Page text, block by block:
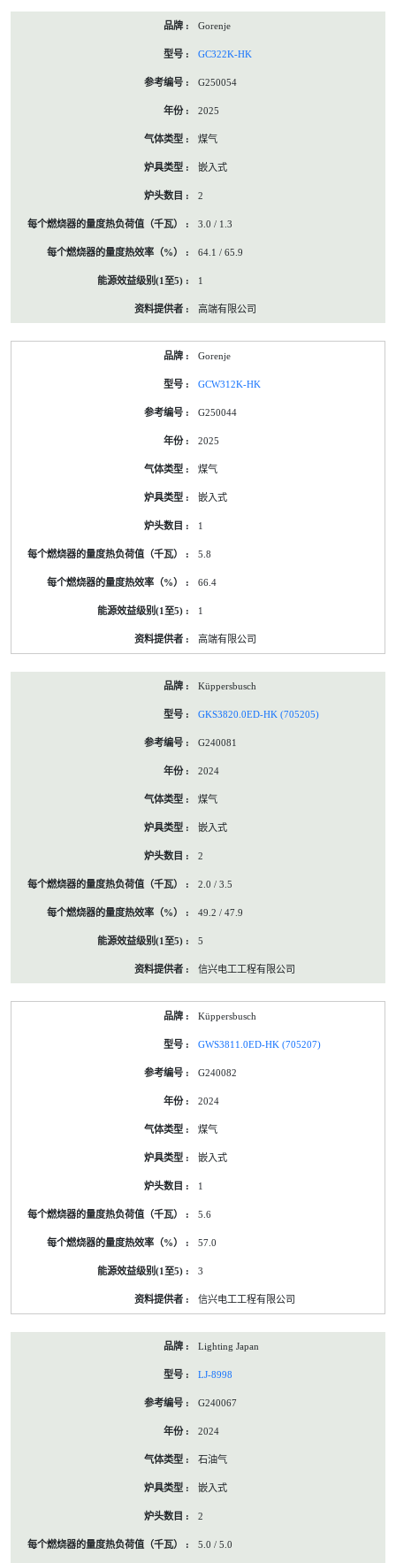
Gorenje
GC322K-HK
G250054
2025
煤气
嵌入式
2
3.0 / 1.3
64.1 / 65.9
1
高端有限公司
Gorenje
GCW312K-HK
G250044
2025
煤气
嵌入式
1
5.8
66.4
1
高端有限公司
Küppersbusch
GKS3820.0ED-HK (705205)
G240081
2024
煤气
嵌入式
2
2.0 / 3.5
49.2 / 47.9
5
信兴电工工程有限公司
Küppersbusch
GWS3811.0ED-HK (705207)
G240082
2024
煤气
嵌入式
1
5.6
57.0
3
信兴电工工程有限公司
Lighting Japan
LJ-8998
G240067
2024
石油气
嵌入式
2
5.0 / 5.0